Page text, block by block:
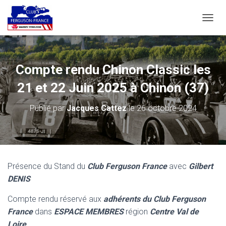
É
P
I
E
R
L
A
N
A
T
Compte rendu Chinon Classic les
21 et 22 Juin 2025 à Chinon (37)
Publié parJacques Cattezle26 octobre 2024
Présence du Stand du Club Ferguson Franceavec Gilbert
DENIS
Compte rendu réservé aux adhérents du Club Ferguson
Francedans ESPACE MEMBRESrégion Centre Val de